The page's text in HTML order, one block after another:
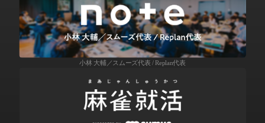
小林 大輔／スムーズ代表 / Replan代表